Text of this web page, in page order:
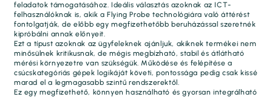
feladatok támogatásához. Ideális választás azoknak az ICT-
felhasználóknak is, akik a Flying Probe technológiára való áttérést
fontolgatják, de előbb egy megfizethetőbb beruházással szeretnék
kipróbálni annak előnyeit.
Ezt a típust azoknak az ügyfeleknek ajánljuk, akiknek termékei nem
minősülnek kritikusnak, de mégis megbízható, stabil és átlátható
mérési környezetre van szükségük. Működése és felépítése a
csúcskategóriás gépek logikáját követi, pontossága pedig csak kissé
marad el a legmagasabb szintű rendszerektől.
Ez egy megfizethető, könnyen használható és gyorsan integrálható